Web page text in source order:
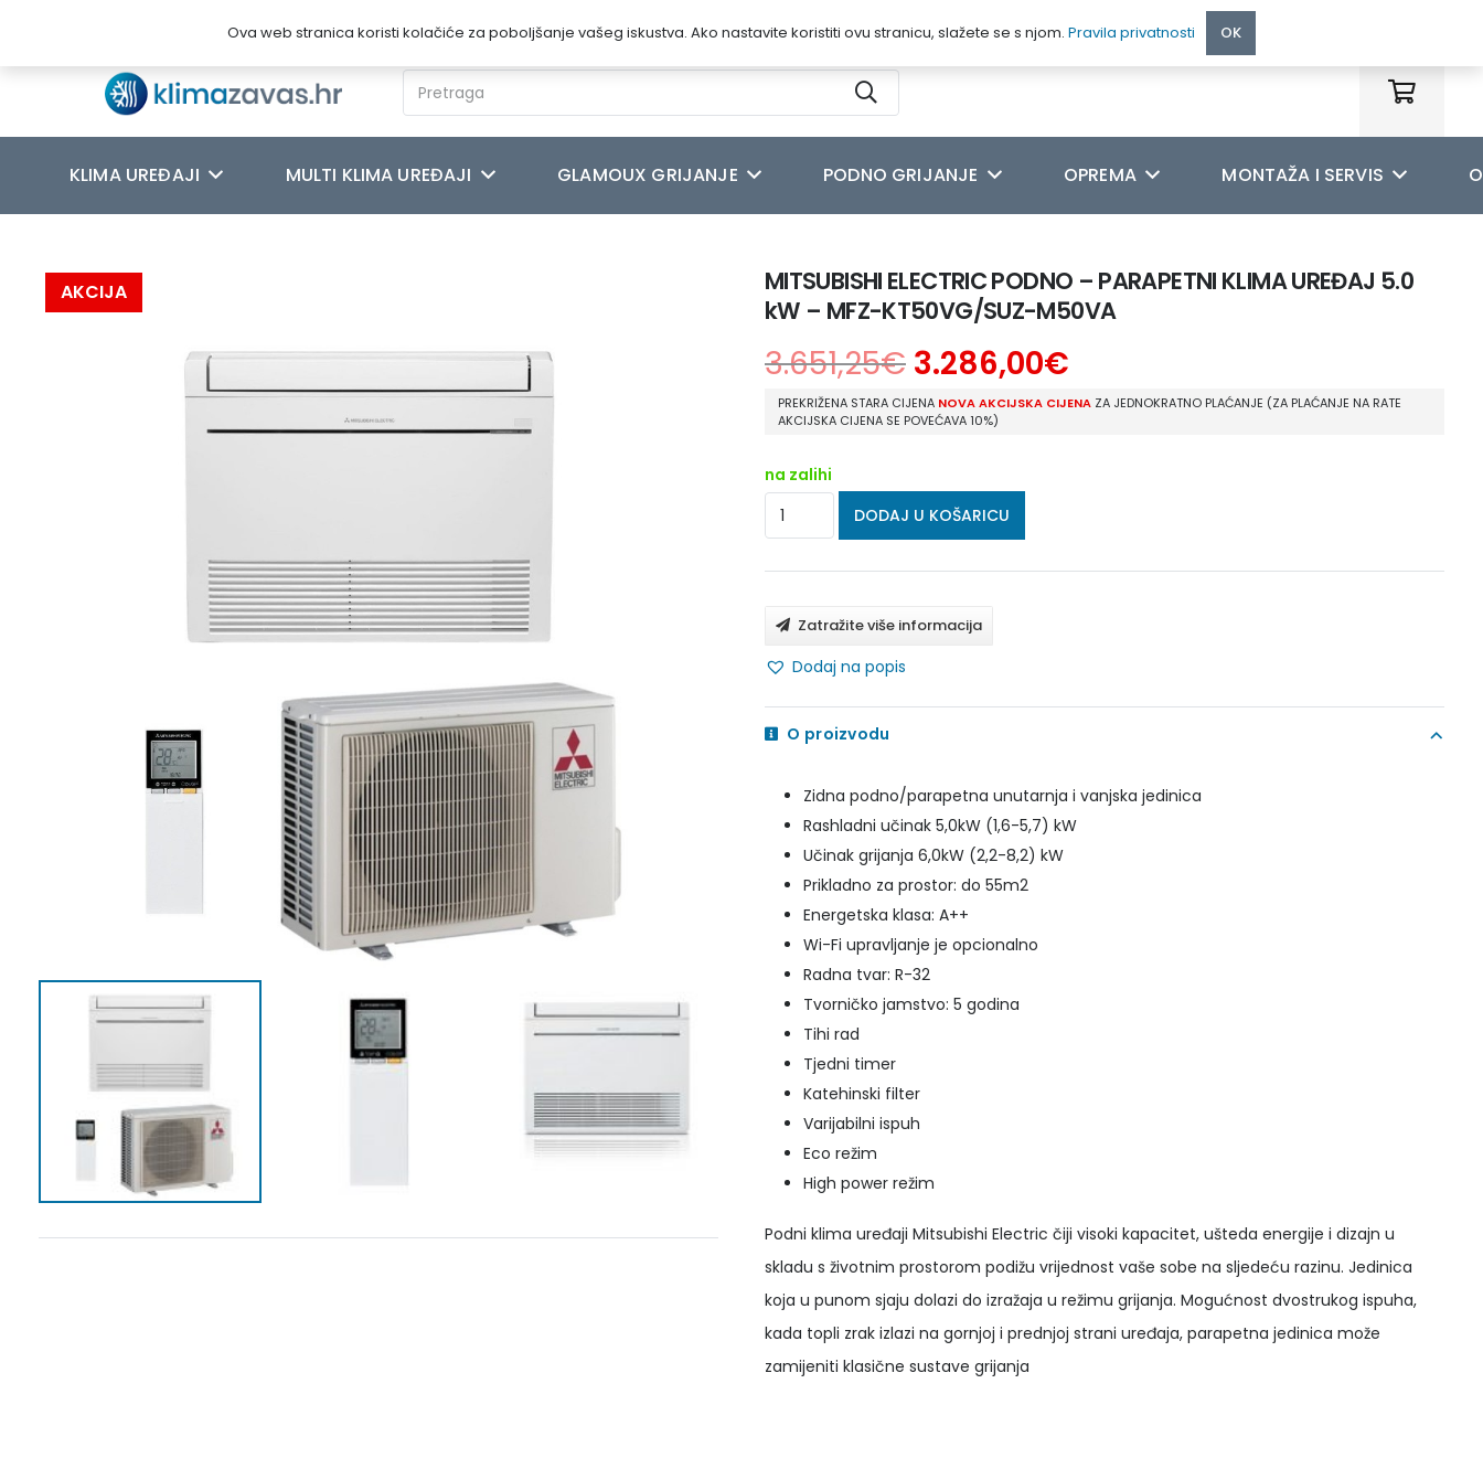
Kontakt
KLIMA UREĐAJI MULTI KLIMA UREĐAJI GLAMOUX GRIJANJE PODNO GRIJANJE OPREMA MONTAŽA I SERVIS
AKCIJA
MITSUBISHI ELECTRIC PODNO – PARAPETNI KLIMA UREĐAJ 5.0
kW – MFZ-KT50VG/SUZ-M50VA
3.651,25€ 3.286,00€
PREKRIŽENA STARA CIJENA NOVA AKCIJSKA CIJENA ZA JEDNOKRATNO PLAĆANJE (ZA PLAĆANJE NA RATE
AKCIJSKA CIJENA SE POVEĆAVA 10%)
na zalihi
MITSUBISHI
ELECTRIC
PODNO
PARAPETNI
KLIMA
UREĐAJ
5.0
KT50VG/SUZ-
M50VA
količina
DODAJ U KOŠARICU
Zatražite više informacija
Dodaj na popis
O proizvodu
Zidna podno/parapetna unutarnja i vanjska jedinica
Rashladni učinak 5,0kW (1,6-5,7) kW
Učinak grijanja 6,0kW (2,2-8,2) kW
Prikladno za prostor: do 55m2
Energetska klasa: A++
Wi-Fi upravljanje je opcionalno
Radna tvar: R-32
Tvorničko jamstvo: 5 godina
Tihi rad
Tjedni timer
Katehinski filter
Varijabilni ispuh
Eco režim
High power režim
Podni klima uređaji Mitsubishi Electric čiji visoki kapacitet, ušteda energije i dizajn u
skladu s životnim prostorom podižu vrijednost vaše sobe na sljedeću razinu. Jedinica
koja u punom sjaju dolazi do izražaja u režimu grijanja. Mogućnost dvostrukog ispuha,
kada topli zrak izlazi na gornjoj i prednjoj strani uređaja, parapetna jedinica može
zamijeniti klasične sustave grijanja
Ova web stranica koristi kolačiće za poboljšanje vašeg iskustva. Ako nastavite koristiti ovu stranicu, slažete se s njom. Pravila privatnosti OK